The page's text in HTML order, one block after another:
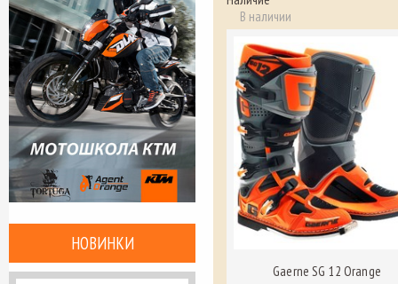
НОВИНКИ
В наличии
Gaerne SG 12 Orange